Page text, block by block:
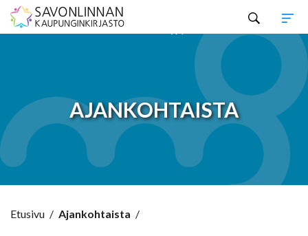
AJANKOHTAISTA
Etusivu / Ajankohtaista /